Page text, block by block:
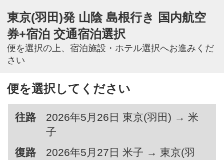
東京(羽田)発 山陰 島根行き 国内航空
券+宿泊 交通宿泊選択
便を選択の上、宿泊施設・ホテル選択へお進みくだ
さい
便を選択してください
往路
2026年5月26日 東京(羽田) → 米
子
復路
2026年5月27日 米子 → 東京(羽